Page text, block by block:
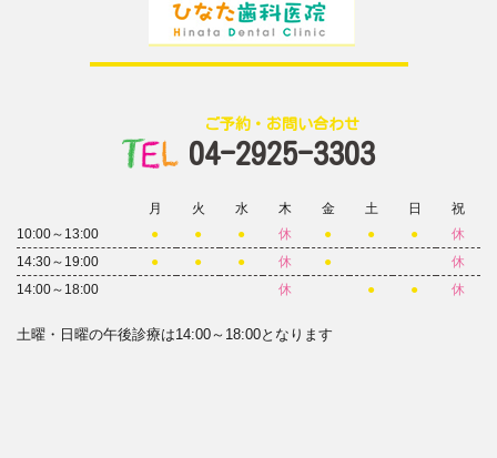
ご予約・お問い合わせ
04-2925-3303
月 火 水 木 金 土 日
祝
10:00～13:00
● ● ● 休 ● ● ●
休
14:30～19:00
● ● ● 休 ●
休
14:00～18:00
休 ● ● 休
土曜・日曜の午後診療は14:00～18:00となります